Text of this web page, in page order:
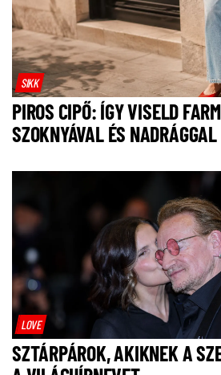
SIKK
PIROS CIPŐ: ÍGY VISELD
SZOKNYÁVAL ÉS NADRÁGGAL
LOVE
SZTÁRPÁROK, AKIKNEK A